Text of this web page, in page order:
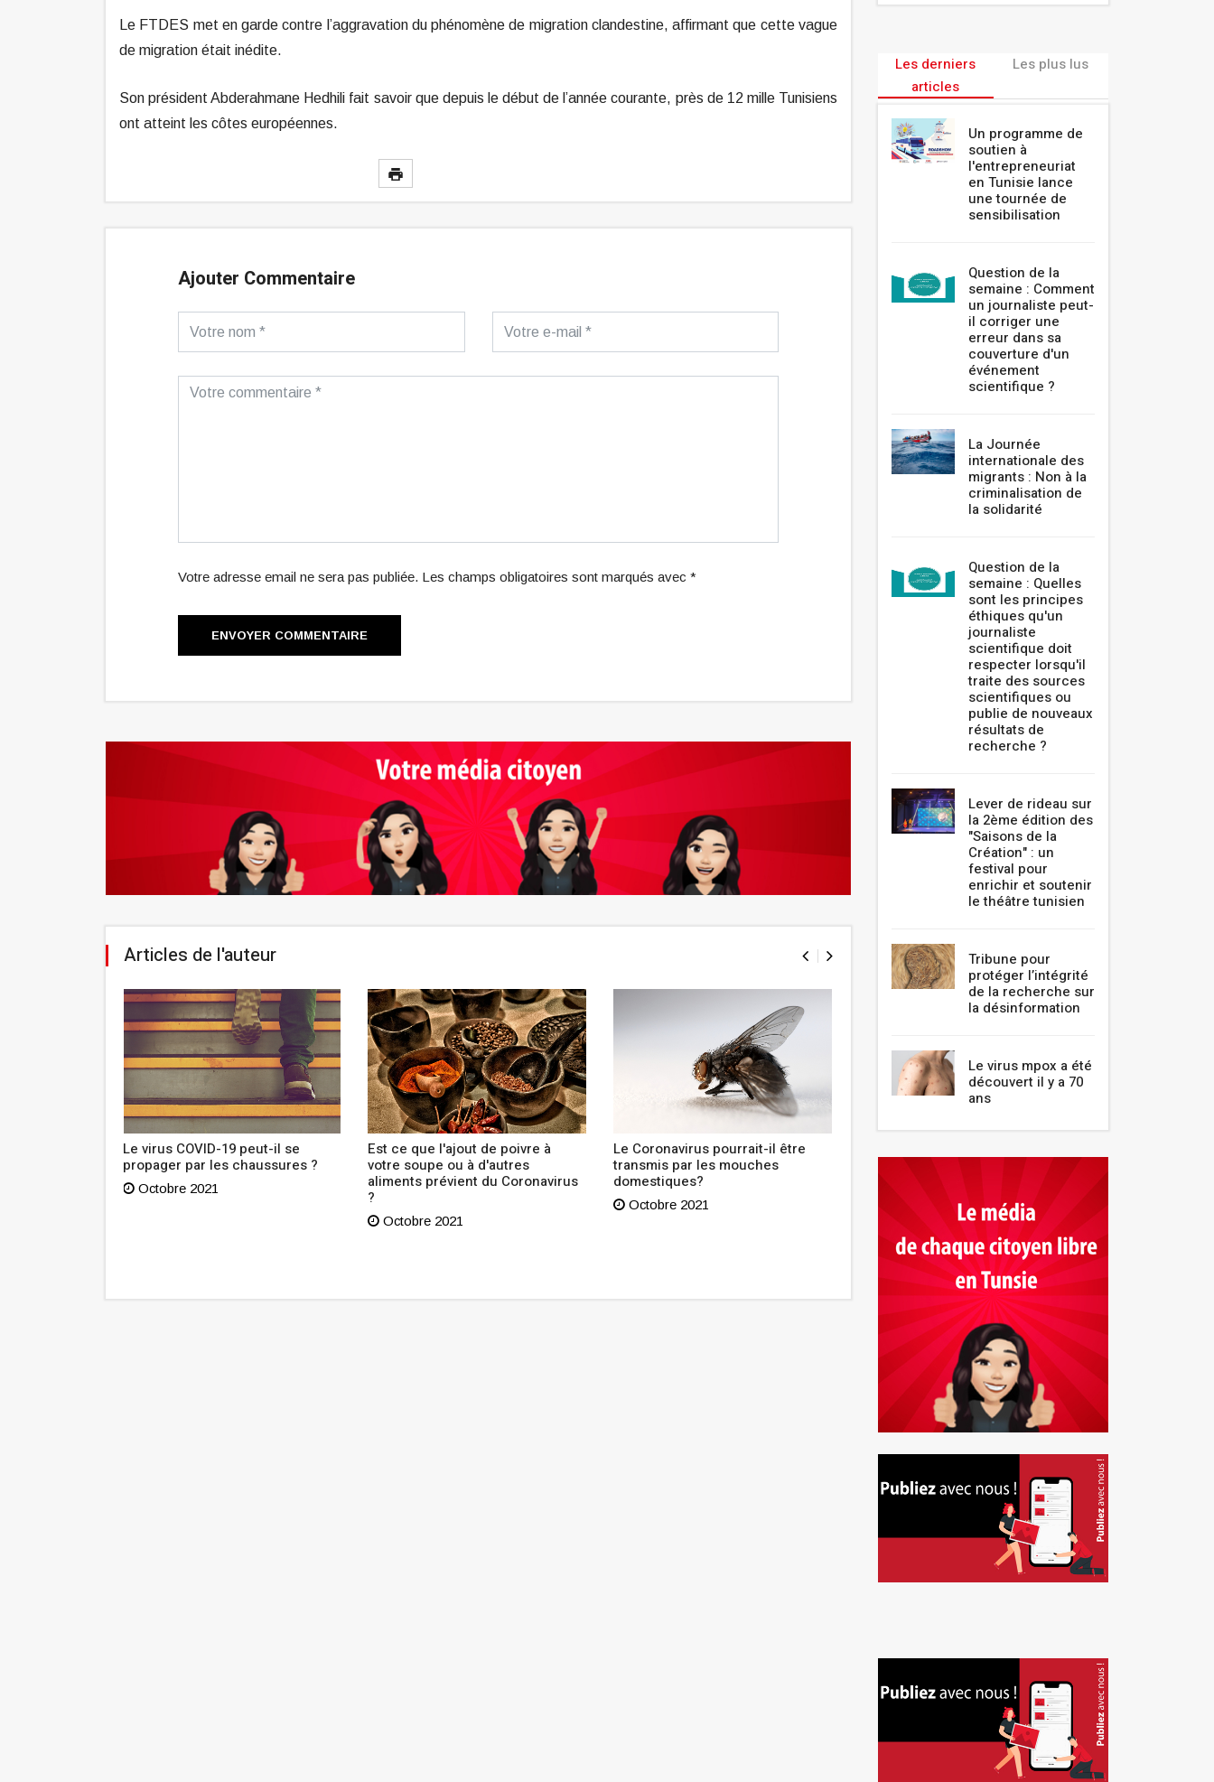
Le FTDES met en garde contre l’aggravation du phénomène de migration clandestine, affirmant que cette vague
de migration était inédite.
Son président Abderahmane Hedhili fait savoir que depuis le début de l’année courante, près de 12 mille Tunisiens
ont atteint les côtes européennes.
Ajouter Commentaire
Votre adresse email ne sera pas publiée. Les champs obligatoires sont marqués avec *
ENVOYER COMMENTAIRE
Articles de l'auteur
Le virus COVID-19 peut-il se
propager par les chaussures ?
Octobre 2021
Est ce que l'ajout de poivre à
votre soupe ou à d'autres
aliments prévient du Coronavirus
?
Octobre 2021
Le Coronavirus pourrait-il être
transmis par les mouches
domestiques?
Octobre 2021
embarquent de nouveaux aux
centres de vaccination
Novembre 2021
Les derniers
articles
Les plus lus
Un programme de
soutien à
l'entrepreneuriat
en Tunisie lance
une tournée de
sensibilisation
Question de la
semaine : Comment
un journaliste peut-
il corriger une
erreur dans sa
couverture d'un
événement
scientifique ?
La Journée
internationale des
migrants : Non à la
criminalisation de
la solidarité
Question de la
semaine : Quelles
sont les principes
éthiques qu'un
journaliste
scientifique doit
respecter lorsqu'il
traite des sources
scientifiques ou
publie de nouveaux
résultats de
recherche ?
Lever de rideau sur
la 2ème édition des
"Saisons de la
Création" : un
festival pour
enrichir et soutenir
le théâtre tunisien
Tribune pour
protéger l’intégrité
de la recherche sur
la désinformation
Le virus mpox a été
découvert il y a 70
ans